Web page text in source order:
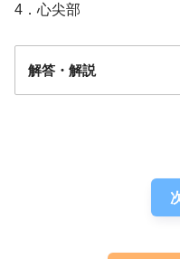
4．心尖部
解答・解説